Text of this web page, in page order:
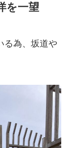
を一望
る為、坂道や